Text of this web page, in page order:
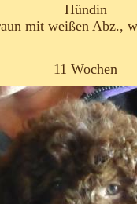
Hündin
mit weißen Abz.,
11 Wochen